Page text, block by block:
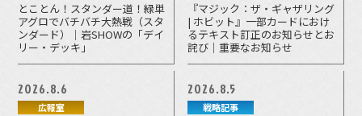
とことん！スタンダー道！緑単
アグロでバチバチ大熱戦（スタ
ンダード）｜岩SHOWの「デイ
リー・デッキ」
『マジック：ザ・ギャザリング
| ホビット』一部カードにおけ
るテキスト訂正のお知らせとお
詫び｜重要なお知らせ
2026.8.6
広報室
2026.8.5
戦略記事